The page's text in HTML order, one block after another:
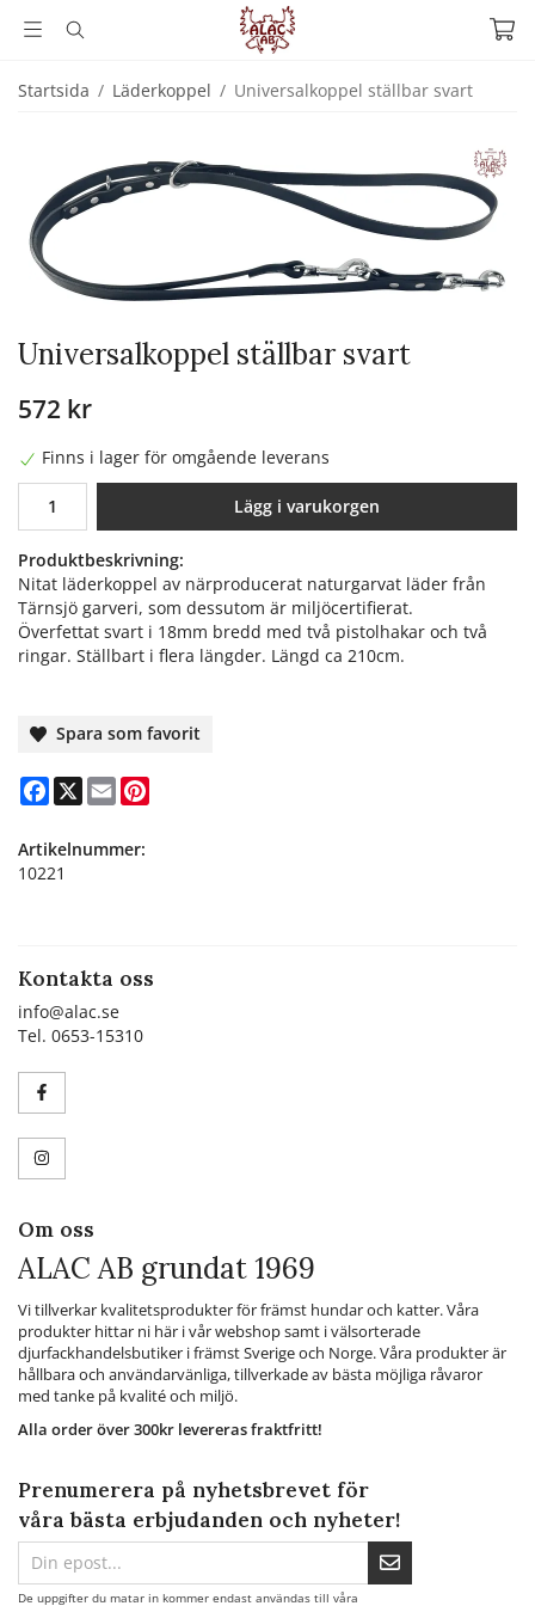
Startsida / Läderkoppel / Universalkoppel ställbar svart
Universalkoppel ställbar svart
572 kr
Finns i lager för omgående leverans
Lägg i varukorgen
Produktbeskrivning:
Nitat läderkoppel av närproducerat naturgarvat läder från
Tärnsjö garveri, som dessutom är miljöcertifierat.
Överfettat svart i 18mm bredd med två pistolhakar och två
ringar. Ställbart i flera längder. Längd ca 210cm.
Spara som favorit
Facebook
X Email
Artikelnummer:
10221
Kontakta oss
info@alac.se
Tel. 0653-15310
Om oss
ALAC AB grundat 1969
Vi tillverkar kvalitetsprodukter för främst hundar och katter. Våra
produkter hittar ni här i vår webshop samt i välsorterade
djurfackhandelsbutiker i främst Sverige och Norge. Våra produkter är
hållbara och användarvänliga, tillverkade av bästa möjliga råvaror
med tanke på kvalité och miljö.
Alla order över 300kr levereras fraktfritt!
Prenumerera på nyhetsbrevet för
våra bästa erbjudanden och nyheter!
De uppgifter du matar in kommer endast användas till våra